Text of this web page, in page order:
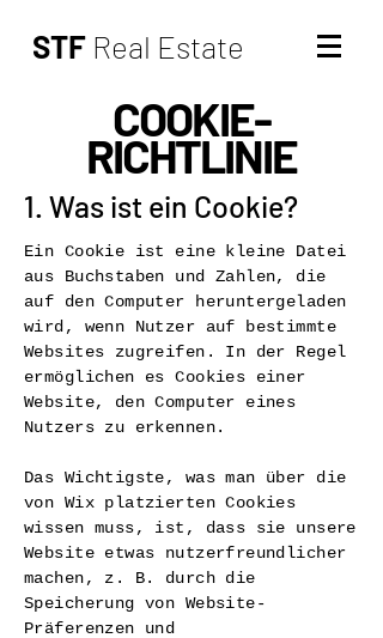
STF Real Estate
COOKIE-
RICHTLINIE
1. Was ist ein Cookie?
Ein Cookie ist eine kleine Datei
aus Buchstaben und Zahlen, die
auf den Computer heruntergeladen
wird, wenn Nutzer auf bestimmte
Websites zugreifen. In der Regel
ermöglichen es Cookies einer
Website, den Computer eines
Nutzers zu erkennen.
Das Wichtigste, was man über die
von Wix platzierten Cookies
wissen muss, ist, dass sie unsere
Website etwas nutzerfreundlicher
machen, z. B. durch die
Speicherung von Website-
Präferenzen und